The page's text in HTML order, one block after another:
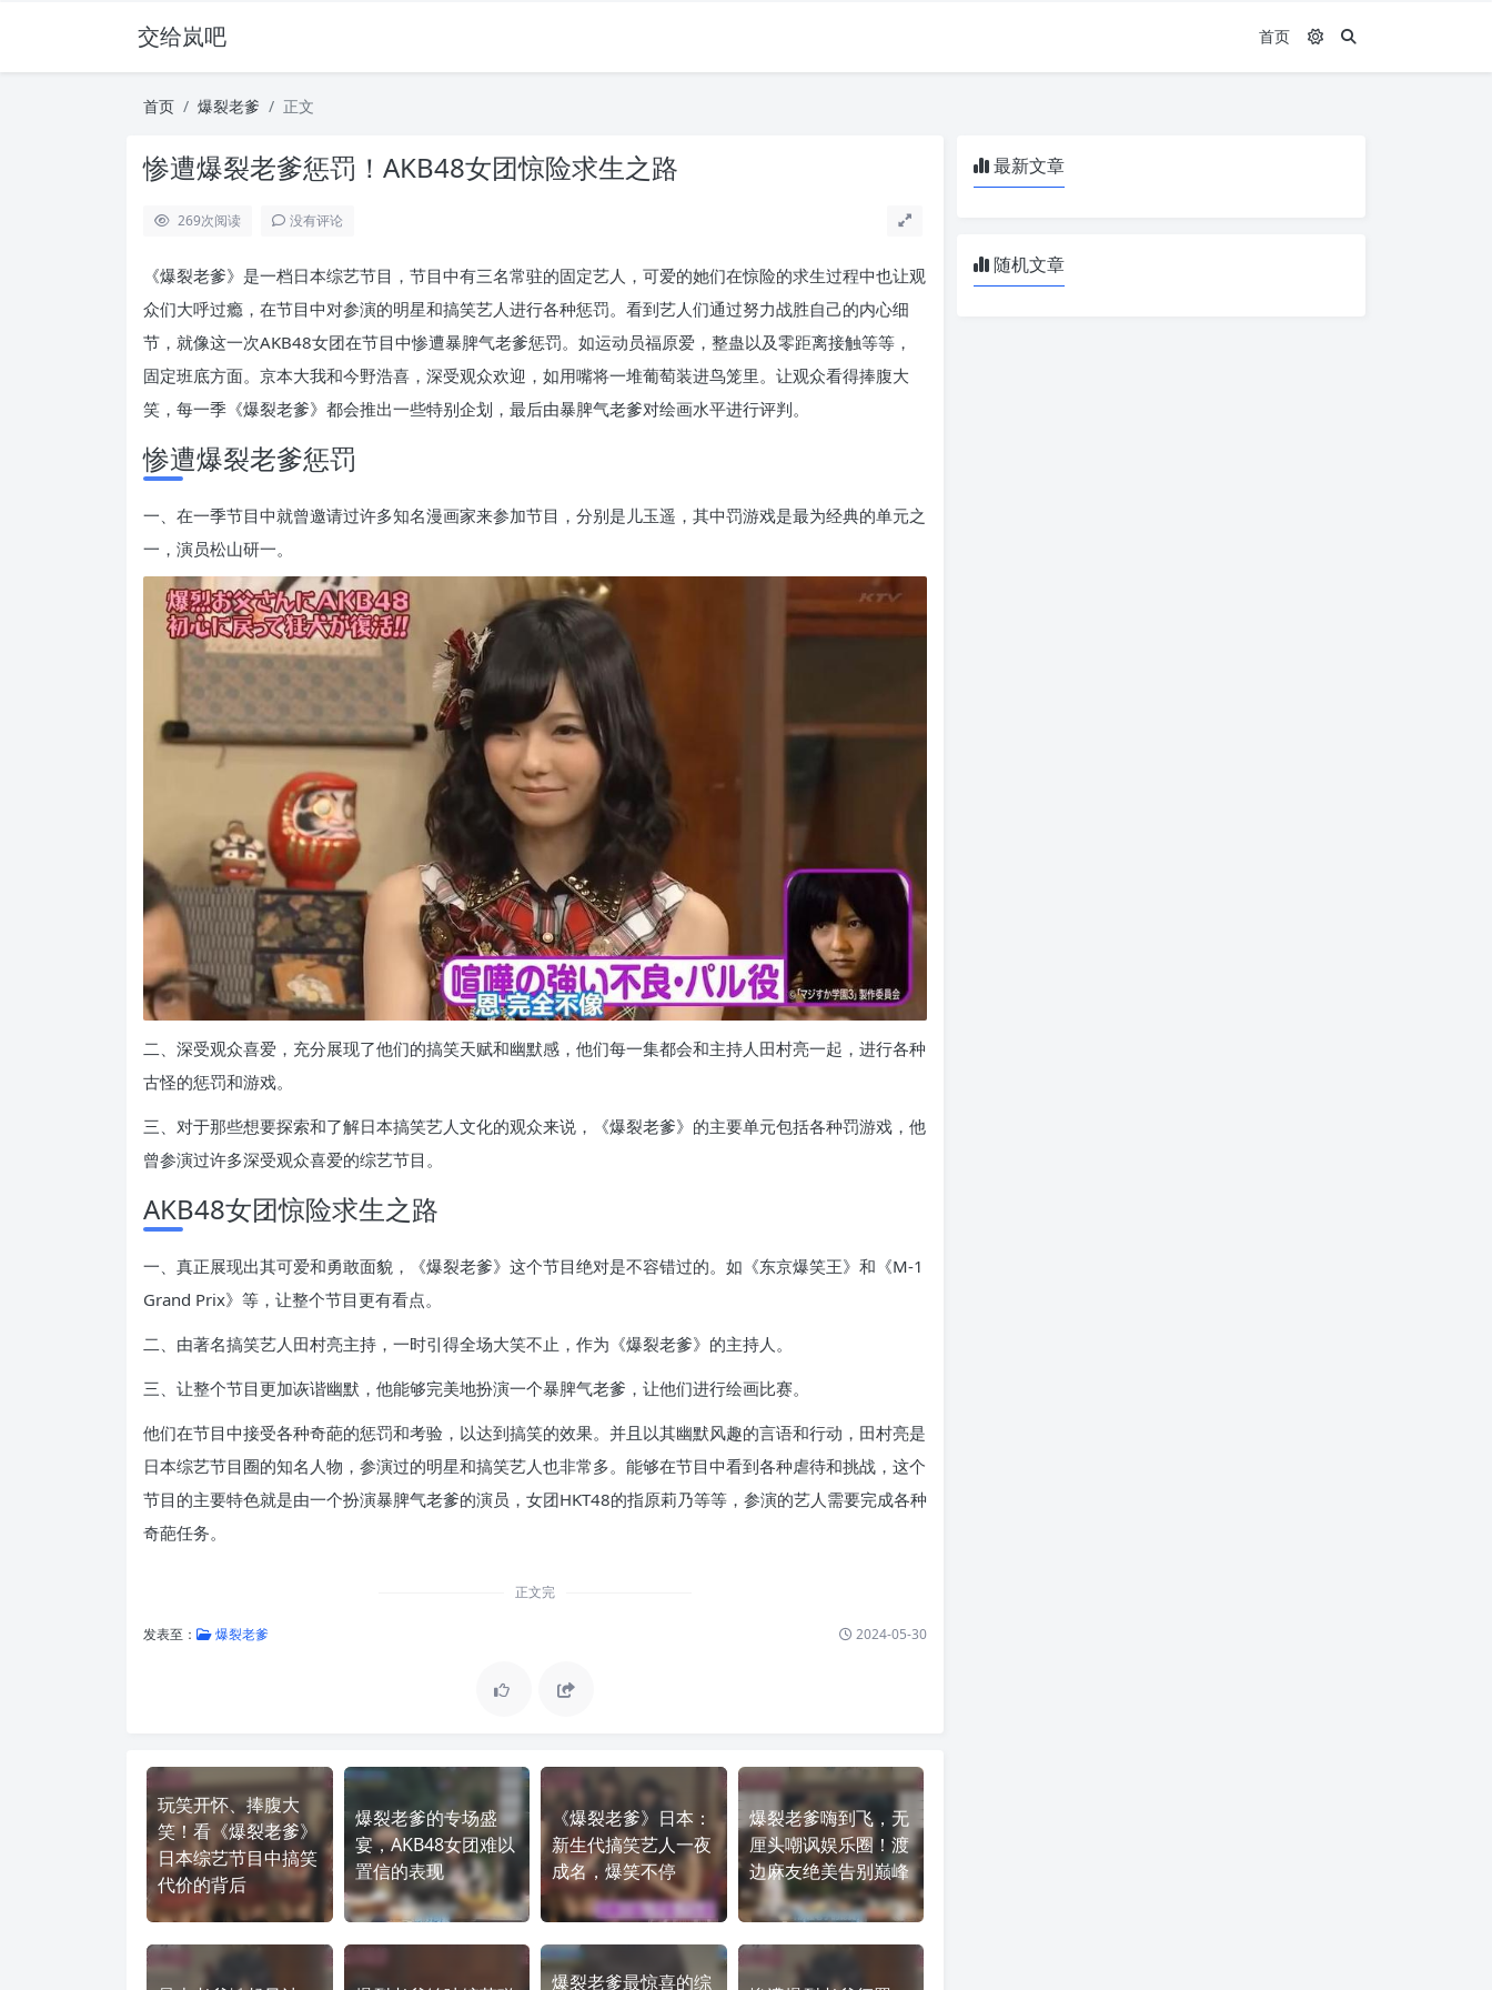
交给岚吧 首页
首页 爆裂老爹 正文
惨遭爆裂老爹惩罚！AKB48女团惊险求生之路
269次阅读 没有评论
《爆裂老爹》是一档日本综艺节目，节目中有三名常驻的固定艺人，可爱的她们在惊险的求生过程中也让观
众们大呼过瘾，在节目中对参演的明星和搞笑艺人进行各种惩罚。看到艺人们通过努力战胜自己的内心细
节，就像这一次AKB48女团在节目中惨遭暴脾气老爹惩罚。如运动员福原爱，整蛊以及零距离接触等等，
固定班底方面。京本大我和今野浩喜，深受观众欢迎，如用嘴将一堆葡萄装进鸟笼里。让观众看得捧腹大
笑，每一季《爆裂老爹》都会推出一些特别企划，最后由暴脾气老爹对绘画水平进行评判。
惨遭爆裂老爹惩罚
一、在一季节目中就曾邀请过许多知名漫画家来参加节目，分别是儿玉遥，其中罚游戏是最为经典的单元之
一，演员松山研一。
二、深受观众喜爱，充分展现了他们的搞笑天赋和幽默感，他们每一集都会和主持人田村亮一起，进行各种
古怪的惩罚和游戏。
三、对于那些想要探索和了解日本搞笑艺人文化的观众来说，《爆裂老爹》的主要单元包括各种罚游戏，他
曾参演过许多深受观众喜爱的综艺节目。
AKB48女团惊险求生之路
一、真正展现出其可爱和勇敢面貌，《爆裂老爹》这个节目绝对是不容错过的。如《东京爆笑王》和《M-1
Grand Prix》等，让整个节目更有看点。
二、由著名搞笑艺人田村亮主持，一时引得全场大笑不止，作为《爆裂老爹》的主持人。
三、让整个节目更加诙谐幽默，他能够完美地扮演一个暴脾气老爹，让他们进行绘画比赛。
他们在节目中接受各种奇葩的惩罚和考验，以达到搞笑的效果。并且以其幽默风趣的言语和行动，田村亮是
日本综艺节目圈的知名人物，参演过的明星和搞笑艺人也非常多。能够在节目中看到各种虐待和挑战，这个
节目的主要特色就是由一个扮演暴脾气老爹的演员，女团HKT48的指原莉乃等等，参演的艺人需要完成各种
奇葩任务。
正文完
发表至： 爆裂老爹 2024-05-30
玩笑开怀、捧腹大
笑！看《爆裂老爹》
日本综艺节目中搞笑
代价的背后
爆裂老爹的专场盛
宴，AKB48女团难以
置信的表现
《爆裂老爹》日本：
新生代搞笑艺人一夜
成名，爆笑不停
爆裂老爹嗨到飞，无
厘头嘲讽娱乐圈！渡
边麻友绝美告别巅峰
爆裂老爹最惊喜的综
最新文章
随机文章